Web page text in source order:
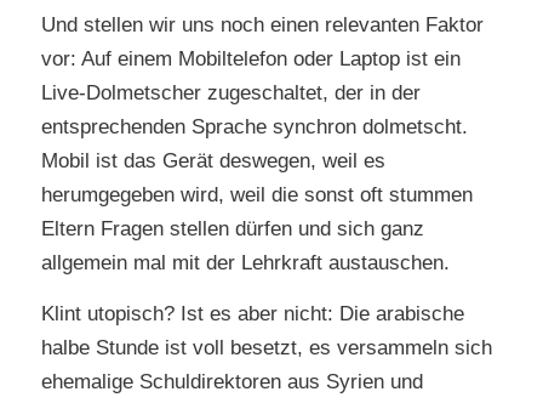
Und stellen wir uns noch einen relevanten Faktor
vor: Auf einem Mobiltelefon oder Laptop ist ein
Live-Dolmetscher zugeschaltet, der in der
entsprechenden Sprache synchron dolmetscht.
Mobil ist das Gerät deswegen, weil es
herumgegeben wird, weil die sonst oft stummen
Eltern Fragen stellen dürfen und sich ganz
allgemein mal mit der Lehrkraft austauschen.
Klint utopisch? Ist es aber nicht: Die arabische
halbe Stunde ist voll besetzt, es versammeln sich
ehemalige Schuldirektoren aus Syrien und